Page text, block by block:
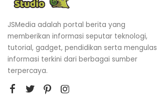
JSMedia adalah portal berita yang
memberikan informasi seputar teknologi,
tutorial, gadget, pendidikan serta mengulas
informasi terkini dari berbagai sumber
terpercaya.